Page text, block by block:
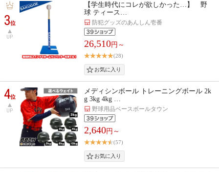
3位
UP
【学生時代にコレが欲しかった…】 野
球 ティース…
防犯グッズのあんしん壱番
26,510円～
(28)
4位
UP
メディシンボール トレーニングボール 2k
g 3kg 4kg …
野球用品ベースボールタウン
2,640円～
(57)